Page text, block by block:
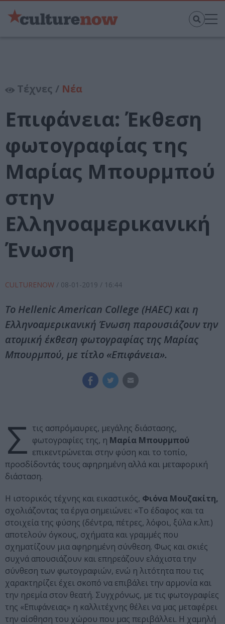
Τέχνες / Νέα
Επιφάνεια: Έκθεση
φωτογραφίας της
Μαρίας Μπουρμπού
στην
Ελληνοαμερικανική
Ένωση
CULTURENOW / 08-01-2019 / 16:44
Το Hellenic American College (HAEC) και η
Ελληνοαμερικανική Ένωση παρουσιάζουν την
ατομική έκθεση φωτογραφίας της Μαρίας
Μπουρμπού, με τίτλο «Επιφάνεια».
Σ τις ασπρόμαυρες, μεγάλης διάστασης,
φωτογραφίες της, η Μαρία Μπουρμπού
επικεντρώνεται στην φύση και το τοπίο,
προσδίδοντάς τους αφηρημένη αλλά και μεταφορική
διάσταση.
Η ιστορικός τέχνης και εικαστικός, Φιόνα Μουζακίτη,
σχολιάζοντας τα έργα σημειώνει: «Το έδαφος και τα
στοιχεία της φύσης (δέντρα, πέτρες, λόφοι, ξύλα κ.λπ.)
αποτελούν όγκους, σχήματα και γραμμές που
σχηματίζουν μια αφηρημένη σύνθεση. Φως και σκιές
συχνά απουσιάζουν και επηρεάζουν ελάχιστα την
σύνθεση των φωτογραφιών, ενώ η λιτότητα που τις
χαρακτηρίζει έχει σκοπό να επιβάλει την αρμονία και
την ηρεμία στον θεατή. Συγχρόνως, με τις φωτογραφίες
της «Επιφάνειας» η καλλιτέχνης θέλει να μας μεταφέρει
την αίσθηση του χώρου που μας περιβάλλει. Η χαμηλή